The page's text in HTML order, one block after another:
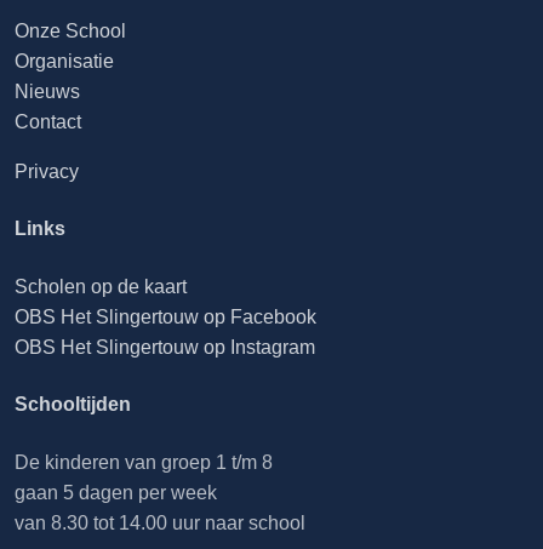
Onze School
Organisatie
Nieuws
Contact
Privacy
Links
Scholen op de kaart
OBS Het Slingertouw op Facebook
OBS Het Slingertouw op Instagram
Schooltijden
De kinderen van groep 1 t/m 8
gaan 5 dagen per week
van 8.30 tot 14.00 uur naar school